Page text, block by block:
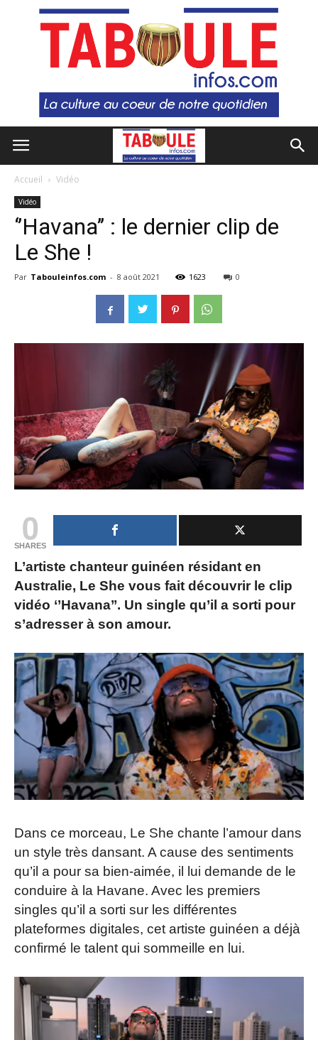
Accueil Vidéo
Vidéo
‘’Havana’’ : le dernier clip de
Le She !
Par Tabouleinfos.com - 8 août 2021 1623 0
0
SHARES
L’artiste chanteur guinéen résidant en
Australie, Le She vous fait découvrir le clip
vidéo ‘’Havana’’. Un single qu’il a sorti pour
s’adresser à son amour.
Dans ce morceau, Le She chante l’amour dans
un style très dansant. A cause des sentiments
qu’il a pour sa bien-aimée, il lui demande de le
conduire à la Havane. Avec les premiers
singles qu’il a sorti sur les différentes
plateformes digitales, cet artiste guinéen a déjà
confirmé le talent qui sommeille en lui.